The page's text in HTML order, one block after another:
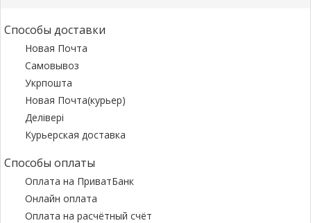
Способы доставки
Новая Почта
Самовывоз
Укрпошта
Новая Почта(курьер)
Делівері
Курьерская доставка
Способы оплаты
Оплата на ПриватБанк
Онлайн оплата
Оплата на расчётный счёт